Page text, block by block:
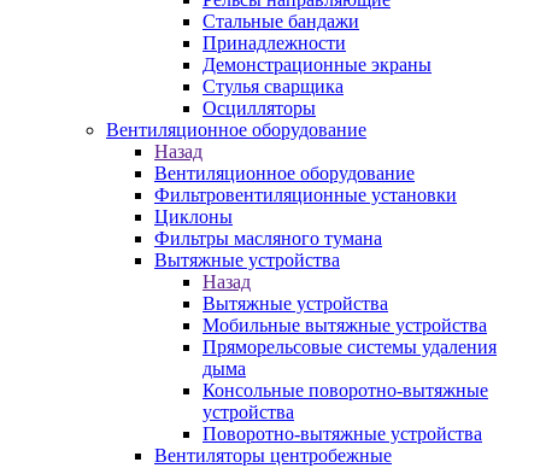
Стальные бандажи
Принадлежности
Демонстрационные экраны
Стулья сварщика
Осцилляторы
Вентиляционное оборудование
Назад
Вентиляционное оборудование
Фильтровентиляционные установки
Циклоны
Фильтры масляного тумана
Вытяжные устройства
Назад
Вытяжные устройства
Мобильные вытяжные устройства
Пряморельсовые системы удаления
дыма
Консольные поворотно-вытяжные
устройства
Поворотно-вытяжные устройства
Вентиляторы центробежные